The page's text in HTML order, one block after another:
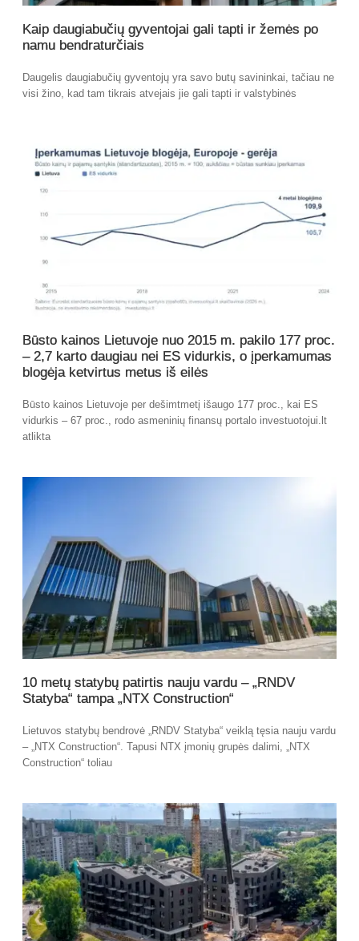
Kaip daugiabučių gyventojai gali tapti ir žemės po
namu bendraturčiais
Daugelis daugiabučių gyventojų yra savo butų savininkai, tačiau ne
visi žino, kad tam tikrais atvejais jie gali tapti ir valstybinės
Būsto kainos Lietuvoje nuo 2015 m. pakilo 177 proc.
– 2,7 karto daugiau nei ES vidurkis, o įperkamumas
blogėja ketvirtus metus iš eilės
Būsto kainos Lietuvoje per dešimtmetį išaugo 177 proc., kai ES
vidurkis – 67 proc., rodo asmeninių finansų portalo investuotojui.lt
atlikta
10 metų statybų patirtis nauju vardu – „RNDV
Statyba“ tampa „NTX Construction“
Lietuvos statybų bendrovė „RNDV Statyba“ veiklą tęsia nauju vardu
– „NTX Construction“. Tapusi NTX įmonių grupės dalimi, „NTX
Construction“ toliau